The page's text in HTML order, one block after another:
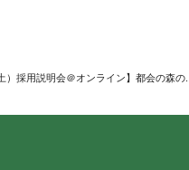
）採用説明会＠オンライン】都会の森の...